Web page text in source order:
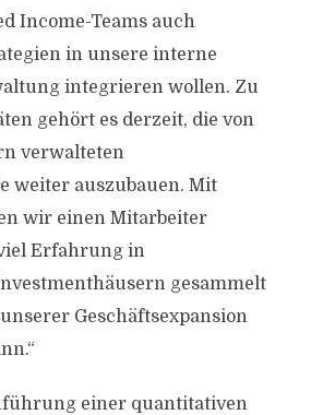
Income-Teams auch
in unsere interne
integrieren wollen. Zu
gehört es derzeit, die von
verwalteten
weiter auszubauen. Mit
wir einen Mitarbeiter
Erfahrung in
gesammelt
Geschäftsexpansion
einer quantitativen